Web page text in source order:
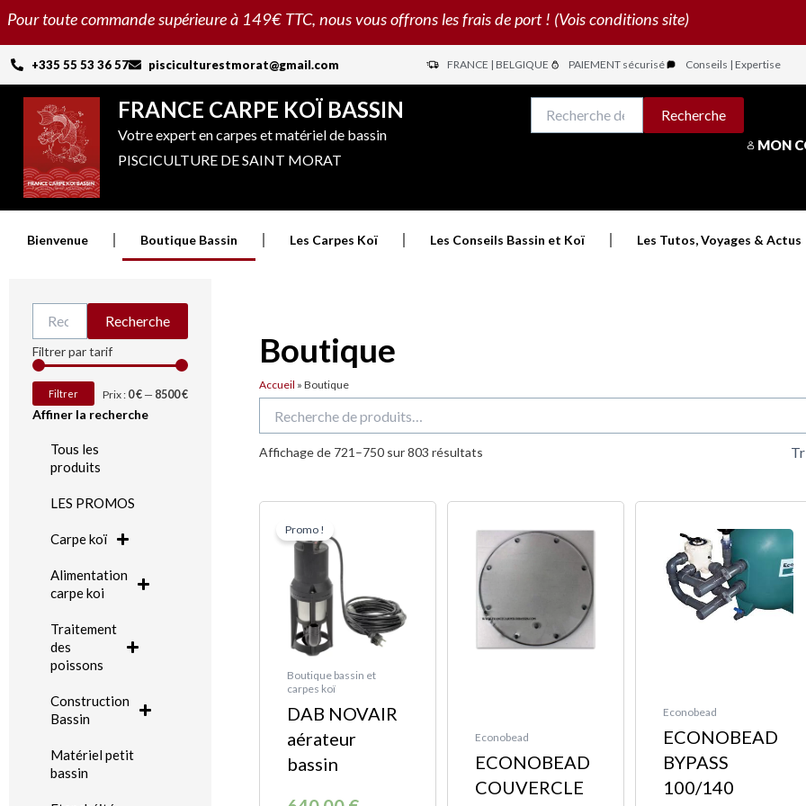
Aller
contenu
Pour toute commande supérieure à 149€ TTC, nous vous offrons les frais de port ! (Vois conditions site)
+335 55 53 36 57 pisciculturestmorat@gmail.com FRANCE | BELGIQUE PAIEMENT sécurisé Conseils | Expertise
FRANCE CARPE KOÏ BASSIN
Votre expert en carpes et matériel de bassin
PISCICULTURE DE SAINT MORAT
pour :
Recherche
MON
Bienvenue Boutique Bassin Les Carpes Koï Les Conseils Bassin et Koï Les Tutos, Voyages & Actus
pour :
Recherche
Filtrer par tarif
min
max
Filtrer Prix : 0 €— 8500 €
Affiner la recherche
Tous les
produits
LES PROMOS
Carpe koï
Alimentation
carpe koi
Traitement
des
poissons
Construction
Bassin
Matériel petit
bassin
Boutique
Accueil »Boutique
pour :
Affichage de 721–750 sur 803 résultats
Trié
plus
Promo !
Boutique bassin et
carpes koï
DAB NOVAIR
aérateur
bassin
640,00 €.
590,00 €.
Econobead
ECONOBEAD
COUVERCLE
Econobead
ECONOBEAD
BYPASS
100/140